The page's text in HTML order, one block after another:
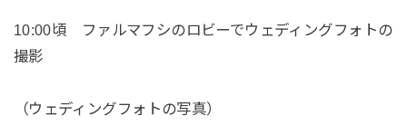
10:00頃 ファルマフシのロビーでウェディングフォトの
撮影
（ウェディングフォトの写真）